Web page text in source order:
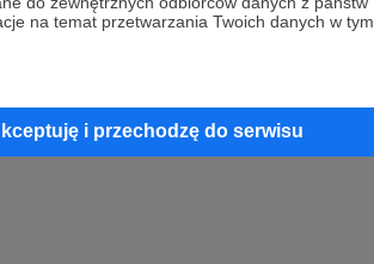
na temat przetwarzania Twoich danych w tym
i przechodzę do serwisu